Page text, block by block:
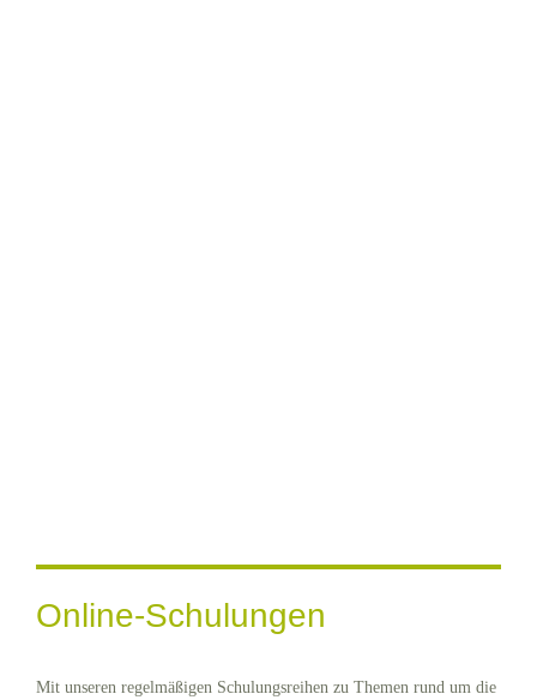
Online-Schulungen
Mit unseren regelmäßigen Schulungsreihen zu Themen rund um die